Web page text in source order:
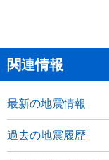
関連情報
最新の地震情報
過去の地震履歴